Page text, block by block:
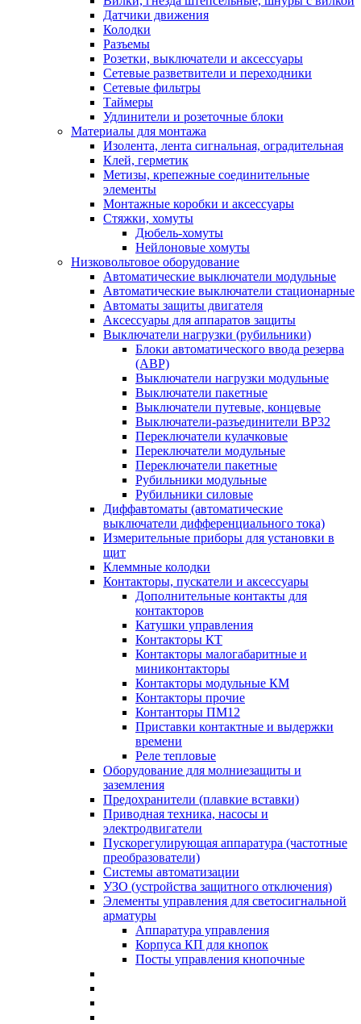
Датчики движения
Колодки
Разъемы
Розетки, выключатели и аксессуары
Сетевые разветвители и переходники
Сетевые фильтры
Таймеры
Удлинители и розеточные блоки
Материалы для монтажа
Изолента, лента сигнальная, оградительная
Клей, герметик
Метизы, крепежные соединительные
элементы
Монтажные коробки и аксессуары
Стяжки, хомуты
Дюбель-хомуты
Нейлоновые хомуты
Низковольтовое оборудование
Автоматические выключатели модульные
Автоматические выключатели стационарные
Автоматы защиты двигателя
Аксессуары для аппаратов защиты
Выключатели нагрузки (рубильники)
Блоки автоматического ввода резерва
(АВР)
Выключатели нагрузки модульные
Выключатели пакетные
Выключатели путевые, концевые
Выключатели-разъединители ВР32
Переключатели кулачковые
Переключатели модульные
Переключатели пакетные
Рубильники модульные
Рубильники силовые
Диффавтоматы (автоматические
выключатели дифференциального тока)
Измерительные приборы для установки в
щит
Клеммные колодки
Контакторы, пускатели и аксессуары
Дополнительные контакты для
контакторов
Катушки управления
Контакторы КТ
Контакторы малогабаритные и
миниконтакторы
Контакторы модульные КМ
Контакторы прочие
Контанторы ПМ12
Приставки контактные и выдержки
времени
Реле тепловые
Оборудование для молниезащиты и
заземления
Предохранители (плавкие вставки)
Приводная техника, насосы и
электродвигатели
Пускорегулирующая аппаратура (частотные
преобразователи)
Системы автоматизации
УЗО (устройства защитного отключения)
Элементы управления для светосигнальной
арматуры
Аппаратура управления
Корпуса КП для кнопок
Посты управления кнопочные